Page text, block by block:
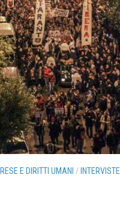
E DIRITTI UMANI / INTERVISTE